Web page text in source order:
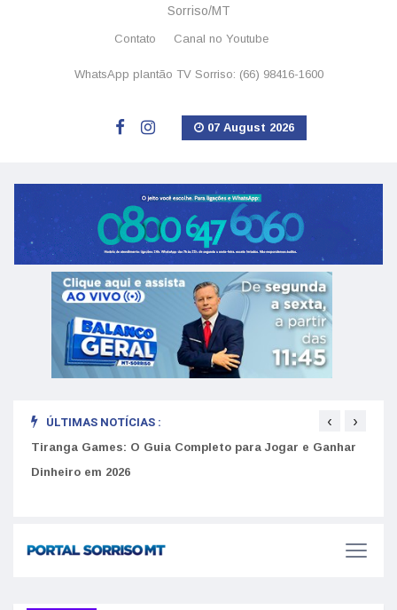
Sorriso/MT
Contato Canal no Youtube
WhatsApp plantão TV Sorriso: (66) 98416-1600
07 August 2026
ÚLTIMAS NOTÍCIAS :
Tiranga Games: O Guia Completo para Jogar e Ganhar
Dinheiro em 2026
‹ ›